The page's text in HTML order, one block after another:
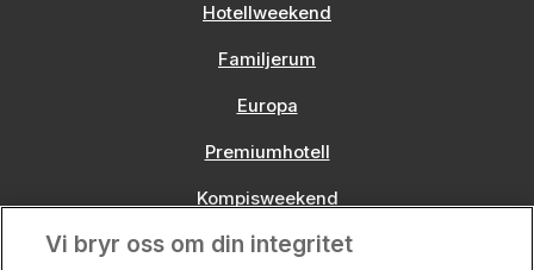
Hotellweekend
Familjerum
Europa
Premiumhotell
Kompisweekend
Storstadsweekend
Vi bryr oss om din integritet